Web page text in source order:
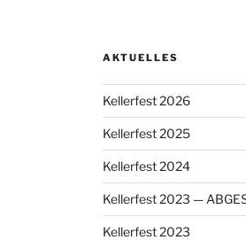
AKTUELLES
Kellerfest 2026
Kellerfest 2025
Kellerfest 2024
Kellerfest 2023 —
Kellerfest 2023